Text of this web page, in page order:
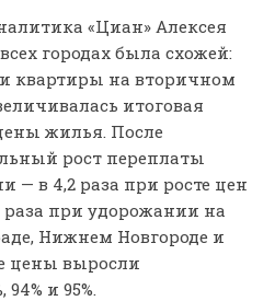
«Циан» Алексея
городах была схожей:
квартиры на вторичном
итоговая
жилья. После
рост переплаты
— в 4,2 раза при росте цен
раза при удорожании на
Нижнем Новгороде и
цены выросли
и 95%.